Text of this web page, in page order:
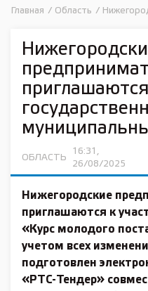
Главная / Область /
ОБЛАСТЬ
16:31,
26/08/2025
Нижегородские
приглашаются к
«Курс молодого
учетом всех
подготовлен
«РТС-Тендер»